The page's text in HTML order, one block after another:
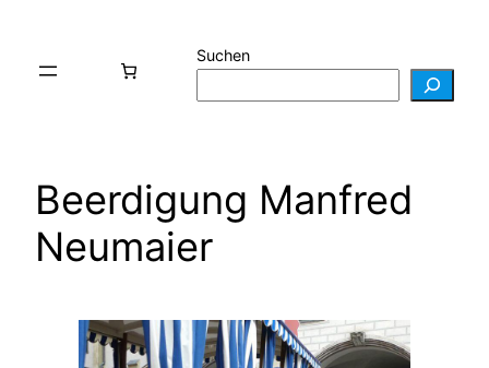
springen
Suchen
Beerdigung Manfred
Neumaier